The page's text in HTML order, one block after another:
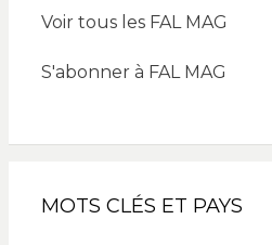
Voir tous les FAL MAG
S'abonner à FAL MAG
MOTS CLÉS ET PAYS